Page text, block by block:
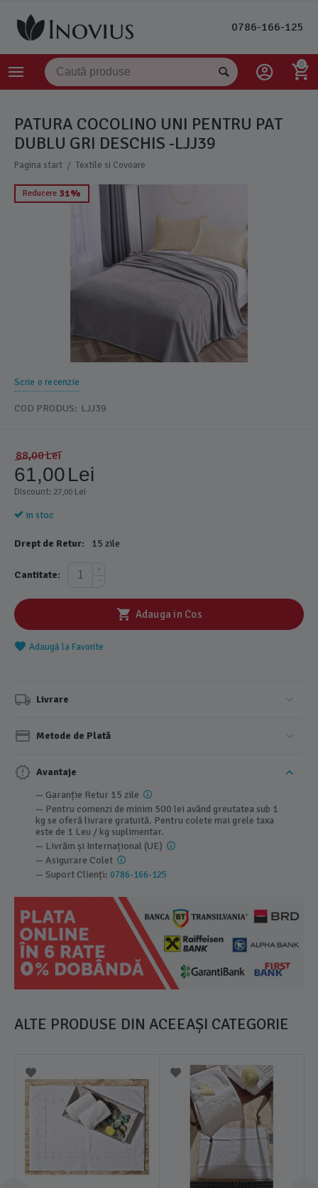
0786-166-125
0
PATURA COCOLINO UNI PENTRU PAT
DUBLU GRI DESCHIS -LJJ39
Pagina start / Textile si Covoare
Reducere 31%
Scrie o recenzie
COD PRODUS: LJJ39
88,00Lei
61,00Lei
Discount: 27,00 Lei
in stoc
Drept de Retur: 15 zile
Cantitate:
+
−
Adauga in Cos
Adaugă la Favorite
Livrare
Metode de Plată
Avantaje
— Garanție Retur 15 zile
— Pentru comenzi de minim 500 lei având greutatea sub 1
kg se oferă livrare gratuită. Pentru colete mai grele taxa
este de 1 Leu / kg suplimentar.
— Livrăm și Internațional (UE)
— Asigurare Colet
— Suport Clienți:0786-166-125
ALTE PRODUSE DIN ACEEAȘI CATEGORIE